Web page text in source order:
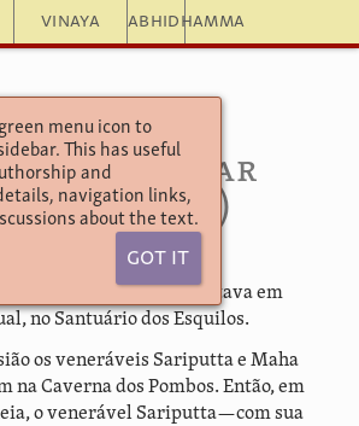
Vinaya Abhidhamma
menu icon to
This has useful
and
navigation links,
about the text.
Got It
Udāna 4.4
Luz do Luar
ocasião, o Abençoado estava em
no Santuário dos Esquilos.
os veneráveis Sariputta e Maha
na Caverna dos Pombos. Então, em
o venerável Sariputta—com sua